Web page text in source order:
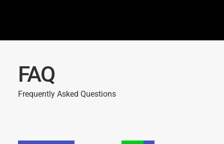
FAQ
Frequently Asked Questions